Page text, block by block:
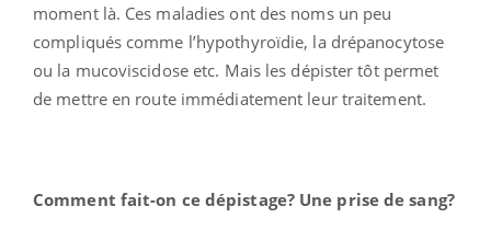
moment là. Ces maladies ont des noms un peu
compliqués comme l’hypothyroïdie, la drépanocytose
ou la mucoviscidose etc. Mais les dépister tôt permet
de mettre en route immédiatement leur traitement.
Comment fait-on ce dépistage? Une prise de sang?